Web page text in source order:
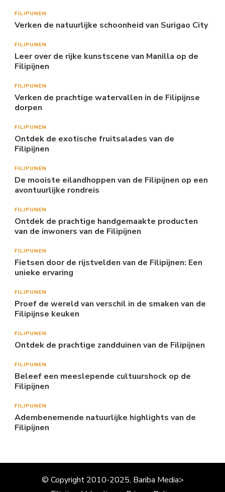
FILIPIJNEN
Verken de natuurlijke schoonheid van Surigao City
FILIPIJNEN
Leer over de rijke kunstscene van Manilla op de
Filipijnen
FILIPIJNEN
Verken de prachtige watervallen in de Filipijnse
dorpen
FILIPIJNEN
Ontdek de exotische fruitsalades van de
Filipijnen
FILIPIJNEN
De mooiste eilandhoppen van de Filipijnen op een
avontuurlijke rondreis
FILIPIJNEN
Ontdek de prachtige handgemaakte producten
van de inwoners van de Filipijnen
FILIPIJNEN
Fietsen door de rijstvelden van de Filipijnen: Een
unieke ervaring
FILIPIJNEN
Proef de wereld van verschil in de smaken van de
Filipijnse keuken
FILIPIJNEN
Ontdek de prachtige zandduinen van de Filipijnen
FILIPIJNEN
Beleef een meeslepende cultuurshock op de
Filipijnen
FILIPIJNEN
Adembenemende natuurlijke highlights van de
Filipijnen
© Copyright 2010-2025, Bariba Media>